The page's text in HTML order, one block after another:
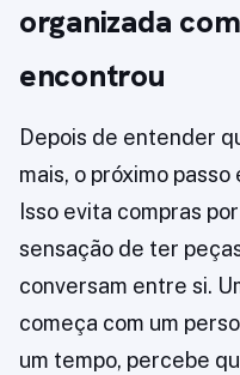
organizada
encontrou
Depois de entender
mais, o próximo
Isso evita compras
sensação de ter
conversam entre si.
começa com um
um tempo, percebe